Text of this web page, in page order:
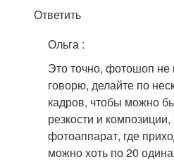
Ответить
Ольга:
Это точно, фотошоп не
говорю, делайте по
кадров, чтобы можно
резкости и
фотоаппарат, где
можно хоть по 20